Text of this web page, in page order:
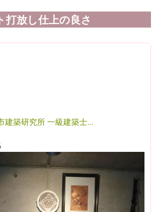
打放し仕上の良さ
建築研究所 一級建築士...